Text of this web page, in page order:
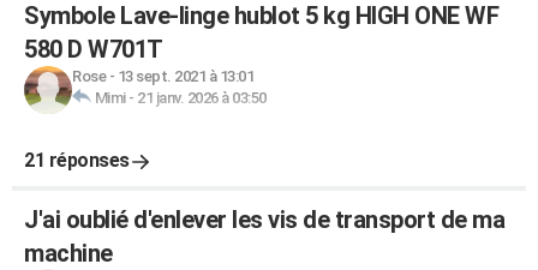
Symbole Lave-linge hublot 5 kg HIGH ONE WF
580 D W701T
Rose- 13 sept. 2021 à 13:01
Mimi- 21 janv. 2026 à 03:50
21 réponses
J'ai oublié d'enlever les vis de transport de ma
machine